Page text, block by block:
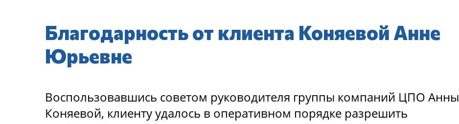
Благодарность от клиента Коняевой Анне
Юрьевне
Воспользовавшись советом руководителя группы компаний ЦПО Анны
Коняевой, клиенту удалось в оперативном порядке разрешить